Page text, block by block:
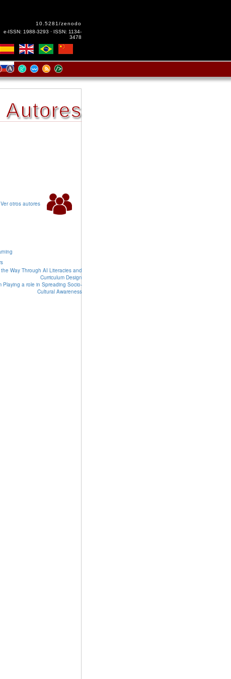
10.5281/zenodo
e-ISSN: 1988-3293 · ISSN: 1134-
3478
Autores
Ver otros autores